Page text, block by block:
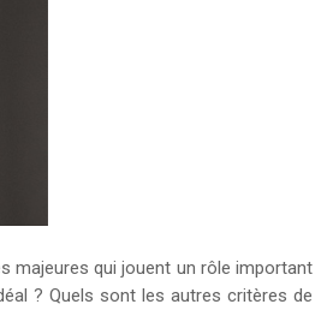
majeures qui jouent un rôle important
? Quels sont les autres critères de